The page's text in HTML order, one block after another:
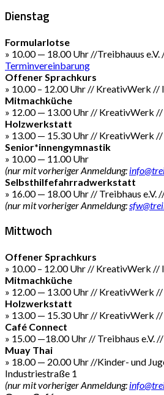
Dienstag
Formularlotse
» 10.00 — 18.00 Uhr //Treibhauus
Terminvereinbarung
Offener Sprachkurs
» 10.00 – 12.00 Uhr // KreativWerk //
Mitmachküche
» 12.00 — 13.00 Uhr // KreativWerk
Holzwerkstatt
» 13.00 — 15.30 Uhr // KreativWerk
Senior*innengymnastik
» 10.00 — 11.00 Uhr
(nur mit vorheriger Anmeldung:
Selbsthilfefahrradwerkstatt
» 16.00 — 18.00 Uhr // Treibhaus e.V.
(nur mit vorheriger Anmeldung:
Mittwoch
Offener Sprachkurs
» 10.00 – 12.00 Uhr // KreativWerk //
Mitmachküche
» 12.00 — 13.00 Uhr // KreativWerk
Holzwerkstatt
» 13.00 — 15.30 Uhr // KreativWerk
Café Connect
» 15.00 —18.00 Uhr // Treibhaus e.V.
Muay Thai
» 18.00 — 20.00 Uhr //Kinder- und
Industriestraße 1
(nur mit vorheriger Anmeldung: